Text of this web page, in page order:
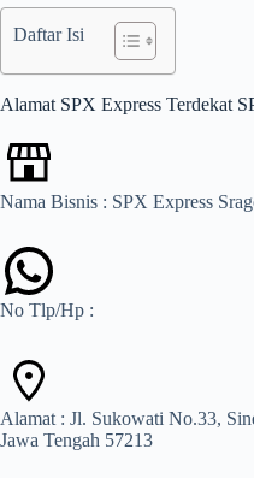
Daftar Isi
Alamat SPX Express Terdekat
Nama Bisnis : SPX Express
No Tlp/Hp :
Alamat : Jl. Sukowati No.33,
Jawa Tengah 57213